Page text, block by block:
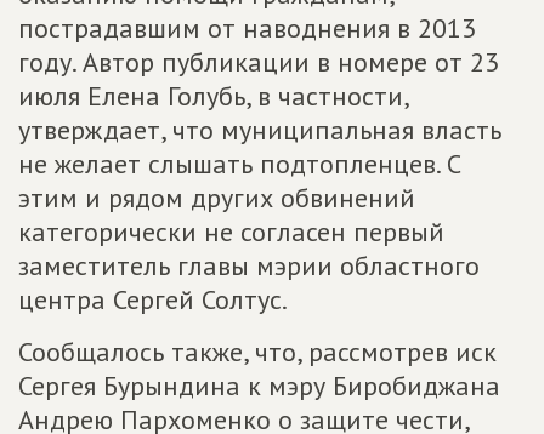
пострадавшим от наводнения в 2013
году. Автор публикации в номере от 23
июля Елена Голубь, в частности,
утверждает, что муниципальная власть
не желает слышать подтопленцев. С
этим и рядом других обвинений
категорически не согласен первый
заместитель главы мэрии областного
центра Сергей Солтус.
Сообщалось также, что, рассмотрев иск
Сергея Бурындина к мэру Биробиджана
Андрею Пархоменко о защите чести,